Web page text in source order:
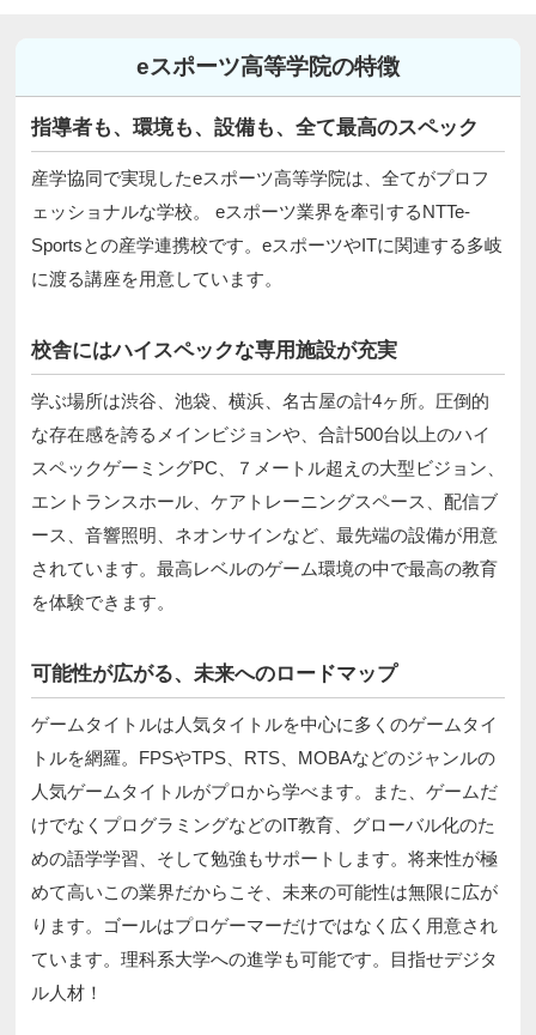
eスポーツ高等学院の特徴
指導者も、環境も、設備も、全て最高のスペック
産学協同で実現したeスポーツ高等学院は、全てがプロフ
ェッショナルな学校。 eスポーツ業界を牽引するNTTe-
Sportsとの産学連携校です。eスポーツやITに関連する多岐
に渡る講座を用意しています。
校舎にはハイスペックな専用施設が充実
学ぶ場所は渋谷、池袋、横浜、名古屋の計4ヶ所。圧倒的
な存在感を誇るメインビジョンや、合計500台以上のハイ
スペックゲーミングPC、７メートル超えの大型ビジョン、
エントランスホール、ケアトレーニングスペース、配信ブ
ース、音響照明、ネオンサインなど、最先端の設備が用意
されています。最高レベルのゲーム環境の中で最高の教育
を体験できます。
可能性が広がる、未来へのロードマップ
ゲームタイトルは人気タイトルを中心に多くのゲームタイ
トルを網羅。FPSやTPS、RTS、MOBAなどのジャンルの
人気ゲームタイトルがプロから学べます。また、ゲームだ
けでなくプログラミングなどのIT教育、グローバル化のた
めの語学学習、そして勉強もサポートします。将来性が極
めて高いこの業界だからこそ、未来の可能性は無限に広が
ります。ゴールはプロゲーマーだけではなく広く用意され
ています。理科系大学への進学も可能です。目指せデジタ
ル人材！